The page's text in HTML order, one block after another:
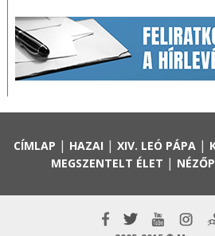
CÍMLAP | HAZAI | XIV. LEÓ PÁPA|
MEGSZENTELT ÉLET |